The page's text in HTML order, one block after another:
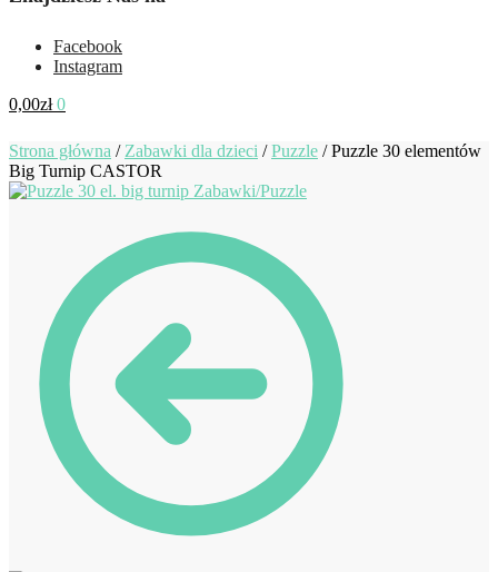
Facebook
Instagram
0,00zł 0
Strona główna / Zabawki dla dzieci /Puzzle /Puzzle 30 elementów
Big Turnip CASTOR